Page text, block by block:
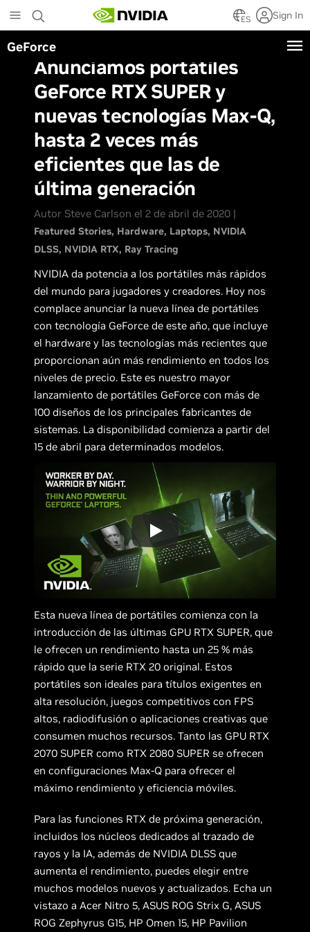
to
main
content
ES Sign In
GeForce
Anunciamos portátiles
GeForce RTX SUPER y
nuevas tecnologías Max-Q,
hasta 2 veces más
eficientes que las de
última generación
Autor Steve Carlson el 2 de abril de 2020 |
Featured Stories Hardware Laptops NVIDIA
DLSS NVIDIA RTX Ray Tracing
NVIDIA da potencia a los portátiles más rápidos
del mundo para jugadores y creadores. Hoy nos
complace anunciar la nueva línea de portátiles
con tecnología GeForce de este año, que incluye
el hardware y las tecnologías más recientes que
proporcionan aún más rendimiento en todos los
niveles de precio. Este es nuestro mayor
lanzamiento de portátiles GeForce con más de
100 diseños de los principales fabricantes de
sistemas. La disponibilidad comienza a partir del
15 de abril para determinados modelos.
Esta nueva línea de portátiles comienza con la
introducción de las últimas GPU RTX SUPER, que
le ofrecen un rendimiento hasta un 25 % más
rápido que la serie RTX 20 original. Estos
portátiles son ideales para títulos exigentes en
alta resolución, juegos competitivos con FPS
altos, radiodifusión o aplicaciones creativas que
consumen muchos recursos. Tanto las GPU RTX
2070 SUPER como RTX 2080 SUPER se ofrecen
en configuraciones Max-Q para ofrecer el
máximo rendimiento y eficiencia móviles.
Para las funciones RTX de próxima generación,
incluidos los núcleos dedicados al trazado de
rayos y la IA, además de NVIDIA DLSS que
aumenta el rendimiento, puedes elegir entre
muchos modelos nuevos y actualizados. Echa un
vistazo a Acer Nitro 5, ASUS ROG Strix G, ASUS
ROG Zephyrus G15, HP Omen 15, HP Pavilion